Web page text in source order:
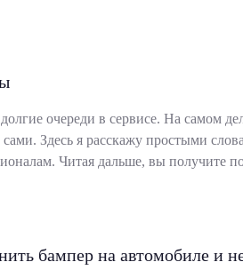
очереди в сервисе. На самом
Здесь я расскажу простыми
Читая дальше, вы получите
бампер на автомобиле и